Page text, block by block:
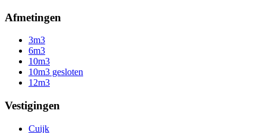
Afmetingen
3m3
6m3
10m3
10m3 gesloten
12m3
Vestigingen
Cuijk